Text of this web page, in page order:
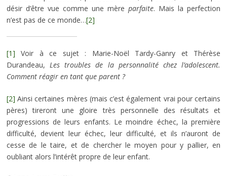
désir d’être vue comme une mèreparfaite. Mais la perfection
n’est pas de ce monde…[2]
[1] Voir à ce sujet : Marie-Noël Tardy-Ganry et Thérèse
Durandeau, Les troubles de la personnalité chez l’adolescent.
Comment réagir en tant que parent ?
[2] Ainsi certaines mères (mais c’est également vrai pour certains
pères) tireront une gloire très personnelle des résultats et
progressions de leurs enfants. Le moindre échec, la première
difficulté, devient leur échec, leur difficulté, et ils n’auront de
cesse de le taire, et de chercher le moyen pour y pallier, en
oubliant alors l’intérêt propre de leur enfant.